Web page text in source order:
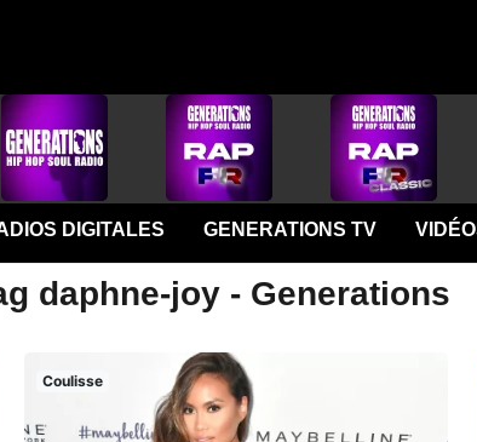
DIGITALES GENERATIONS TV
daphne-joy - Generations
Coulisse